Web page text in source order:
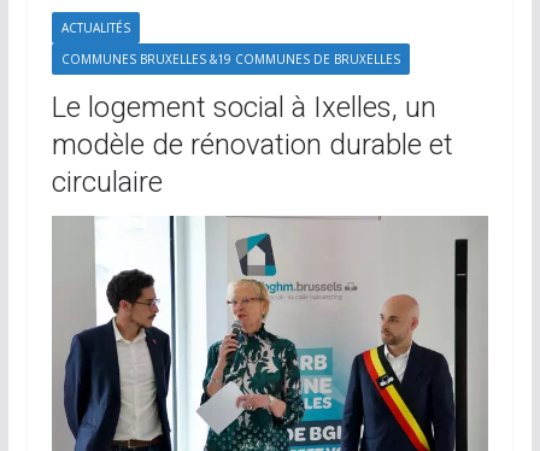
ACTUALITÉS
COMMUNES BRUXELLES &19 COMMUNES DE BRUXELLES
Le logement social à Ixelles, un
modèle de rénovation durable et
circulaire